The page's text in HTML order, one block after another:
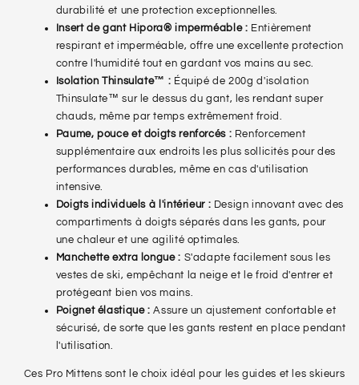
durabilité et une protection exceptionnelles.
Insert de gant Hipora® imperméable : Entièrement
respirant et imperméable, offre une excellente protection
contre l'humidité tout en gardant vos mains au sec.
Isolation Thinsulate™ : Équipé de 200g d'isolation
Thinsulate™ sur le dessus du gant, les rendant super
chauds, même par temps extrêmement froid.
Paume, pouce et doigts renforcés : Renforcement
supplémentaire aux endroits les plus sollicités pour des
performances durables, même en cas d'utilisation
intensive.
Doigts individuels à l'intérieur : Design innovant avec des
compartiments à doigts séparés dans les gants, pour
une chaleur et une agilité optimales.
Manchette extra longue : S'adapte facilement sous les
vestes de ski, empêchant la neige et le froid d'entrer et
protégeant bien vos mains.
Poignet élastique : Assure un ajustement confortable et
sécurisé, de sorte que les gants restent en place pendant
l'utilisation.
Ces Pro Mittens sont le choix idéal pour les guides et les skieurs